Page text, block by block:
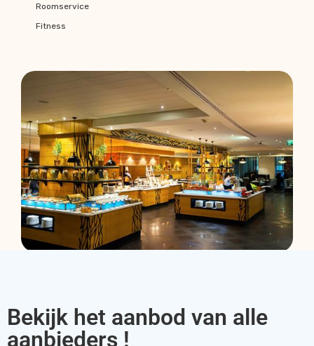
Roomservice
Fitness
Bekijk het aanbod van alle
aanbieders !